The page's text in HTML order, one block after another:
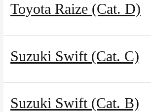
Toyota Raize (Cat. D)
Suzuki Swift (Cat. C)
Suzuki Swift (Cat. B)
Liste des véhicules
Services